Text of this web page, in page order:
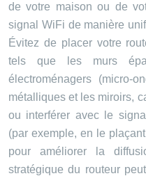
de votre maison ou de
signal WiFi de manière
Évitez de placer votre
tels que les murs
électroménagers (micro-
métalliques et les miroirs,
ou interférer avec le
(par exemple, en le
pour améliorer la
stratégique du routeur